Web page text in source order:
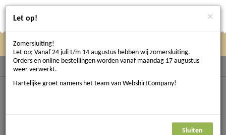
hier
Terug naar Sweaters / Vesten
Let op! ×
Zomersluiting!
Let op; Vanaf 24 juli t/m 14 augustus hebben wij zomersluiting.
Orders en online bestellingen worden vanaf maandag 17 augustus
weer verwerkt.
Hartelijke groet namens het team van WebshirtCompany!
Sluiten